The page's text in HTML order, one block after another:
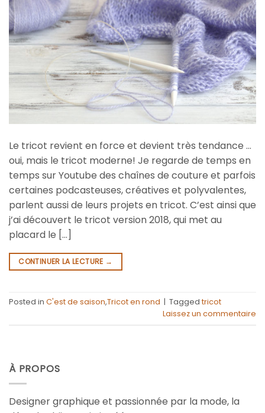
Le tricot revient en force et devient très tendance …
oui, mais le tricot moderne! Je regarde de temps en
temps sur Youtube des chaînes de couture et parfois
certaines podcasteuses, créatives et polyvalentes,
parlent aussi de leurs projets en tricot. C’est ainsi que
j’ai découvert le tricot version 2018, qui met au
placard le […]
CONTINUER LA LECTURE →
Posted in C'est de saison,Tricot en rond Tagged tricot
Laissez un commentaire
À PROPOS
Designer graphique et passionnée par la mode, la